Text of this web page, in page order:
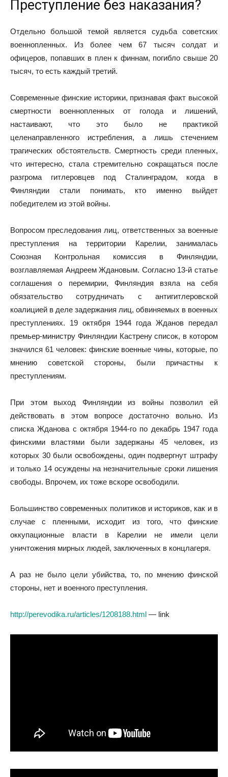
Преступление без наказания?
Отдельно большой темой является судьба советских
военнопленных. Из более чем 67 тысяч солдат и
офицеров, попавших в плен к финнам, погибло свыше 20
тысяч, то есть каждый третий.
Современные финские историки, признавая факт высокой
смертности военнопленных от голода и лишений,
настаивают, что это было не практикой
целенаправленного истребления, а лишь стечением
трагических обстоятельств. Смертность среди пленных,
что интересно, стала стремительно сокращаться после
разгрома гитлеровцев под Сталинградом, когда в
Финляндии стали понимать, кто именно выйдет
победителем из этой войны.
Вопросом преследования лиц, ответственных за военные
преступления на территории Карелии, занималась
Союзная Контрольная комиссия в Финляндии,
возглавляемая Андреем Ждановым. Согласно 13-й статье
соглашения о перемирии, Финляндия взяла на себя
обязательство сотрудничать с антигитлеровской
коалицией в деле задержания лиц, обвиняемых в военных
преступлениях. 19 октября 1944 года Жданов передал
премьер-министру Финляндии Кастрену список, в котором
значился 61 человек: финские военные чины, которые, по
мнению советской стороны, были причастны к
преступлениям.
При этом выход Финляндии из войны позволил ей
действовать в этом вопросе достаточно вольно. Из
списка Жданова с октября 1944-го по декабрь 1947 года
финскими властями были задержаны 45 человек, из
которых 30 были освобождены, один подвергнут штрафу
и только 14 осуждены на незначительные сроки лишения
свободы. Впрочем, их тоже вскоре освободили.
Большинство современных политиков и историков, как и в
случае с пленными, исходит из того, что финские
оккупационные власти в Карелии не имели цели
уничтожения мирных людей, заключенных в концлагеря.
А раз не было цели убийства, то, по мнению финской
стороны, нет и военного преступления.
http://perevodika.ru/articles/1208188.html — link